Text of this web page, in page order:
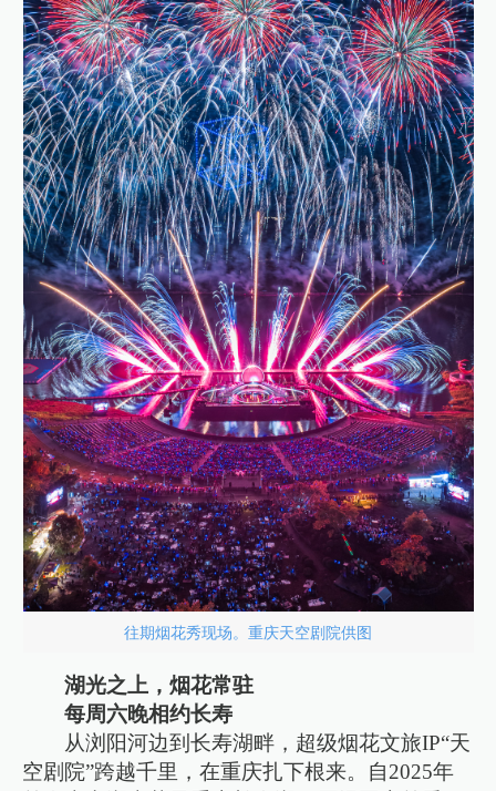
往期烟花秀现场。重庆天空剧院供图
湖光之上，烟花常驻
每周六晚相约长寿
从浏阳河边到长寿湖畔，超级烟花文旅IP“天
空剧院”跨越千里，在重庆扎下根来。自2025年